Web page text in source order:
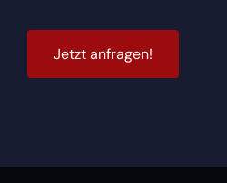
Jetzt anfragen!